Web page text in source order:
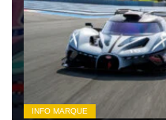
INFO MARQUE